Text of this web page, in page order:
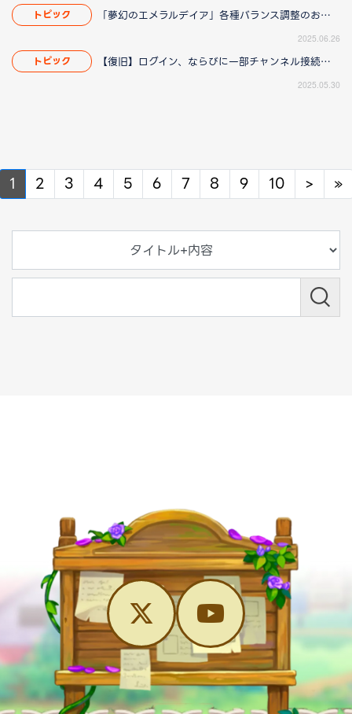
トピック 「夢幻のエメラルデイア」各種バランス調整のお知らせ
2025.06.26
トピック 【復旧】ログイン、ならびに一部チャンネル接続障害のお知らせ
2025.05.30
1 2 3 4 5 6 7 8 9 10 > Next
»